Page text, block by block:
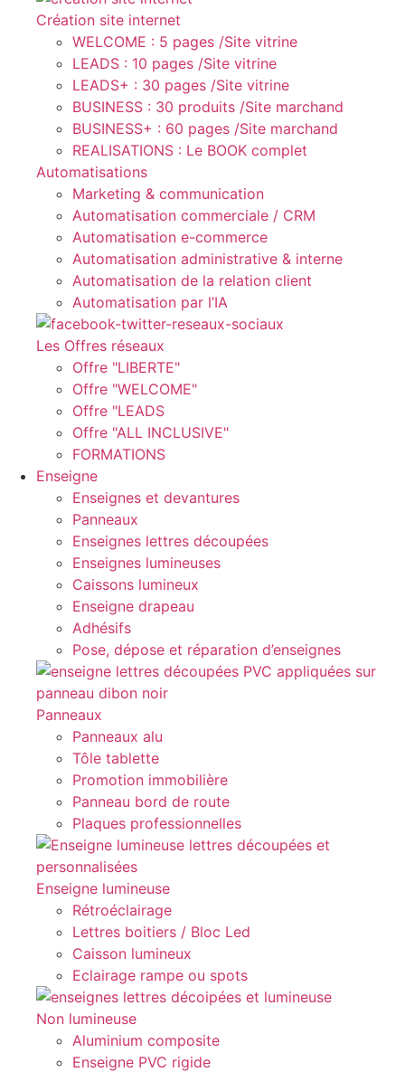
Création site internet
WELCOME : 5 pages /Site vitrine
LEADS : 10 pages /Site vitrine
LEADS+ : 30 pages /Site vitrine
BUSINESS : 30 produits /Site marchand
BUSINESS+ : 60 pages /Site marchand
REALISATIONS : Le BOOK complet
Automatisations
Marketing & communication
Automatisation commerciale / CRM
Automatisation e-commerce
Automatisation administrative & interne
Automatisation de la relation client
Automatisation par l’IA
Les Offres réseaux
Offre "LIBERTE"
Offre "WELCOME"
Offre "LEADS
Offre "ALL INCLUSIVE"
FORMATIONS
Enseigne
Enseignes et devantures
Panneaux
Enseignes lettres découpées
Enseignes lumineuses
Caissons lumineux
Enseigne drapeau
Adhésifs
Pose, dépose et réparation d’enseignes
Panneaux
Panneaux alu
Tôle tablette
Promotion immobilière
Panneau bord de route
Plaques professionnelles
Enseigne lumineuse
Rétroéclairage
Lettres boitiers / Bloc Led
Caisson lumineux
Eclairage rampe ou spots
Non lumineuse
Aluminium composite
Enseigne PVC rigide